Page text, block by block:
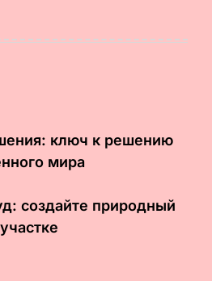
ключ к решению
мира
создайте природный